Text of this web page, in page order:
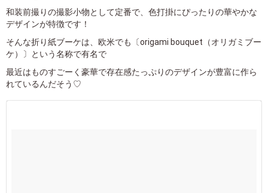
和装前撮りの撮影小物として定番で、色打掛にぴったりの華やかな
デザインが特徴です！
そんな折り紙ブーケは、欧米でも〔origami bouquet（オリガミブー
ケ）〕という名称で有名で
最近はものすごーく豪華で存在感たっぷりのデザインが豊富に作ら
れているんだそう♡